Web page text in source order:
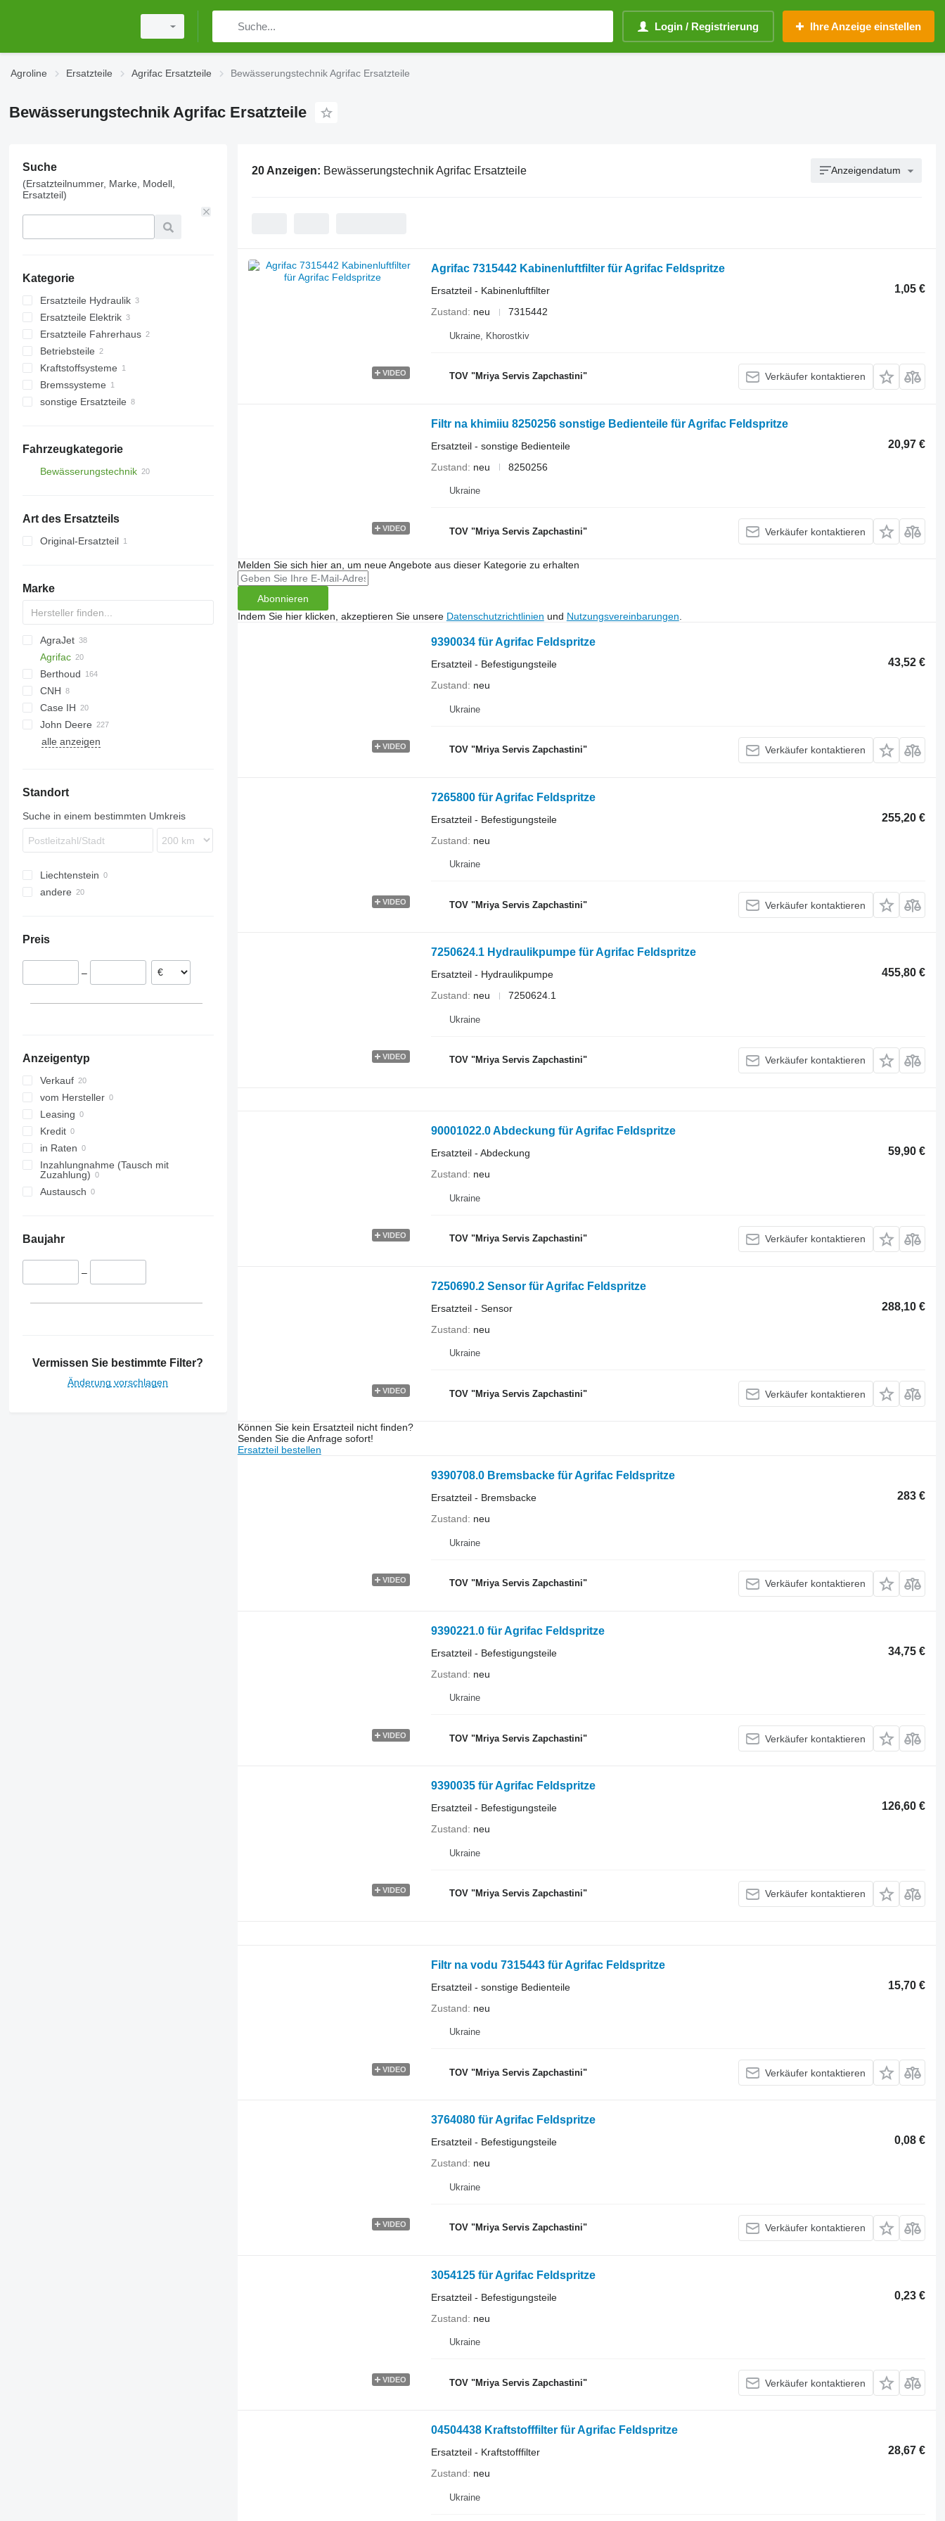
Login / Registrierung Ihre Anzeige einstellen
Agroline Ersatzteile Agrifac Ersatzteile Bewässerungstechnik Agrifac Ersatzteile
Bewässerungstechnik Agrifac Ersatzteile
Suche
(Ersatzteilnummer, Marke, Modell,
Ersatzteil)
Kategorie
Ersatzteile Hydraulik
Hydraulikzylinder
Hydraulikpumpen
Ersatzteile Elektrik
Sensoren
Verdrahtungen
sonstige Ersatzteile Elektrik
Ersatzteile Fahrerhaus
Abdeckungen
Kabinenluftfilter
Betriebsteile
sonstige Bedienteile
Kraftstoffsysteme
Kraftstofffilter
Bremssysteme
Bremsbacken
sonstige Ersatzteile
Fahrzeugkategorie
Bewässerungstechnik
Art des Ersatzteils
Original-Ersatzteil
Marke
AgraJet
Agrifac
Berthoud
CNH
Case IH
Patriot
RoGator
Spra Coupe
Commander
John Deere
410
4720
4830
4930
5430i
Laser
alle anzeigen
Standort
Suche in einem bestimmten Umkreis
Liechtenstein
andere
Preis
–
Anzeigentyp
Verkauf
vom Hersteller
Leasing
Kredit
in Raten
Inzahlungnahme (Tausch mit
Zuzahlung)
Austausch
Baujahr
–
Vermissen Sie bestimmte Filter?
Änderung vorschlagen
20 Anzeigen: Bewässerungstechnik Agrifac Ersatzteile Anzeigendatum
VIDEO
Agrifac 7315442 Kabinenluftfilter für Agrifac Feldspritze
1,05 €
Ersatzteil - Kabinenluftfilter
Zustand
neu 7315442
Ukraine, Khorostkiv
TOV "Mriya Servis Zapchastini" Verkäufer kontaktieren
VIDEO
Filtr na khimiiu 8250256 sonstige Bedienteile für Agrifac Feldspritze
20,97 €
Ersatzteil - sonstige Bedienteile
Zustand
neu 8250256
Ukraine
TOV "Mriya Servis Zapchastini" Verkäufer kontaktieren
Melden Sie sich hier an, um neue Angebote aus dieser Kategorie zu erhalten
Abonnieren
Indem Sie hier klicken, akzeptieren Sie unsere Datenschutzrichtlinien und Nutzungsvereinbarungen
VIDEO
9390034 für Agrifac Feldspritze
43,52 €
Ersatzteil - Befestigungsteile
Zustand
neu
Ukraine
TOV "Mriya Servis Zapchastini" Verkäufer kontaktieren
VIDEO
7265800 für Agrifac Feldspritze
255,20 €
Ersatzteil - Befestigungsteile
Zustand
neu
Ukraine
TOV "Mriya Servis Zapchastini" Verkäufer kontaktieren
VIDEO
7250624.1 Hydraulikpumpe für Agrifac Feldspritze
455,80 €
Ersatzteil - Hydraulikpumpe
Zustand
neu 7250624.1
Ukraine
TOV "Mriya Servis Zapchastini" Verkäufer kontaktieren
VIDEO
90001022.0 Abdeckung für Agrifac Feldspritze
59,90 €
Ersatzteil - Abdeckung
Zustand
neu
Ukraine
TOV "Mriya Servis Zapchastini" Verkäufer kontaktieren
VIDEO
7250690.2 Sensor für Agrifac Feldspritze
288,10 €
Ersatzteil - Sensor
Zustand
neu
Ukraine
TOV "Mriya Servis Zapchastini" Verkäufer kontaktieren
Können Sie kein Ersatzteil nicht finden?
Senden Sie die Anfrage sofort!
Ersatzteil bestellen
VIDEO
9390708.0 Bremsbacke für Agrifac Feldspritze
283 €
Ersatzteil - Bremsbacke
Zustand
neu
Ukraine
TOV "Mriya Servis Zapchastini" Verkäufer kontaktieren
VIDEO
9390221.0 für Agrifac Feldspritze
34,75 €
Ersatzteil - Befestigungsteile
Zustand
neu
Ukraine
TOV "Mriya Servis Zapchastini" Verkäufer kontaktieren
VIDEO
9390035 für Agrifac Feldspritze
126,60 €
Ersatzteil - Befestigungsteile
Zustand
neu
Ukraine
TOV "Mriya Servis Zapchastini" Verkäufer kontaktieren
VIDEO
Filtr na vodu 7315443 für Agrifac Feldspritze
15,70 €
Ersatzteil - sonstige Bedienteile
Zustand
neu
Ukraine
TOV "Mriya Servis Zapchastini" Verkäufer kontaktieren
VIDEO
3764080 für Agrifac Feldspritze
0,08 €
Ersatzteil - Befestigungsteile
Zustand
neu
Ukraine
TOV "Mriya Servis Zapchastini" Verkäufer kontaktieren
VIDEO
3054125 für Agrifac Feldspritze
0,23 €
Ersatzteil - Befestigungsteile
Zustand
neu
Ukraine
TOV "Mriya Servis Zapchastini" Verkäufer kontaktieren
04504438 Kraftstofffilter für Agrifac Feldspritze
28,67 €
Ersatzteil - Kraftstofffilter
Zustand
neu
Ukraine